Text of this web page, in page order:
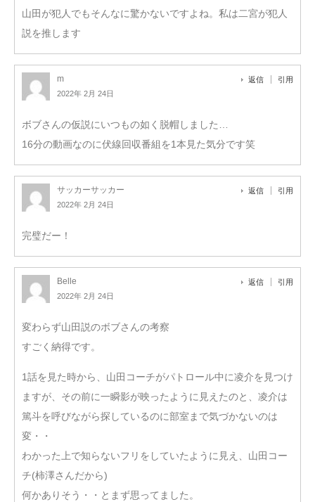
山田が犯人でもそんなに驚かないですよね。私は二宮が犯人
説を推します
m
2022年 2月 24日
返信 引用
ボブさんの仮説にいつもの如く脱帽しました…
16分の動画なのに伏線回収番組を1本見た気分です笑
サッカーサッカー
2022年 2月 24日
返信 引用
完璧だー！
Belle
2022年 2月 24日
返信 引用
変わらず山田説のボブさんの考察
すごく納得です。
1話を見た時から、山田コーチがパトロール中に凌介を見つけ
ますが、その前に一瞬影が映ったように見えたのと、凌介は
篤斗を呼びながら探しているのに部室まで気づかないのは
変・・
わかった上で知らないフリをしていたように見え、山田コー
チ(柿澤さんだから)
何かありそう・・とまず思ってました。